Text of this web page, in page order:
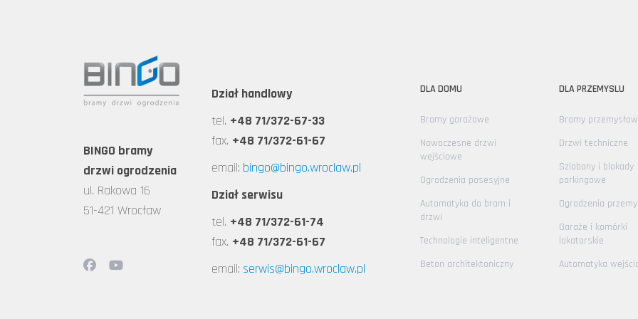
BINGO bramy
drzwi ogrodzenia
ul. Rakowa 16
51-421 Wrocław
Dział handlowy
tel. +48 71/372-67-33
fax. +48 71/372-61-67
email: bingo@bingo.wroclaw.pl
Dział serwisu
tel. +48 71/372-61-74
fax. +48 71/372-61-67
email: serwis@bingo.wroclaw.pl
DLA DOMU
Bramy garażowe
Nowoczesne drzwi
wejściowe
Ogrodzenia posesyjne
Automatyka do bram i
drzwi
Technologie inteligentne
Beton architektoniczny
DLA PRZEMYSLU
Bramy
Drzwi techniczne
Szlabany i blokady
parkingowe
Ogrodzenia
Garaże i komórki
lokatorskie
Automatyka